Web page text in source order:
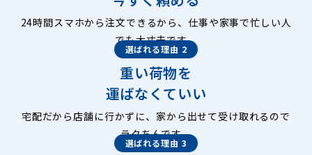
24時間スマホから注文できるから、仕事や家事で忙しい人
でも大丈夫です。
選ばれる理由 2
重い荷物を
運ばなくていい
宅配だから店舗に行かずに、家から出せて受け取れるので
ラクちんです。
選ばれる理由 3